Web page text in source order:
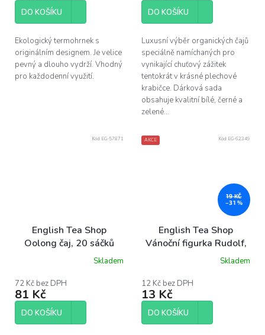
5
DO KOŠÍKU
Ekologický termohrnek s
originálním designem. Je velice
pevný a dlouho vydrží. Vhodný
pro každodenní využití.
5
DO KOŠÍKU
Luxusní výběr organických čajů
speciálně namíchaných pro
vynikající chuťový zážitek
tentokrát v krásné plechové
krabičce. Dárková sada
obsahuje kvalitní bílé, černé a
zelené...
English Tea Shop
Oolong čaj, 20 sáčků
Skladem
72 Kč bez DPH
81 Kč
DO KOŠÍKU
Kód: EG-57871 AKCE
19 KČ
–31 %
English Tea Shop
Vánoční figurka Rudolf,
1 pyramidkaSkladem
12 Kč bez DPH
13 Kč
DO KOŠÍKU
Kód: EG-62349